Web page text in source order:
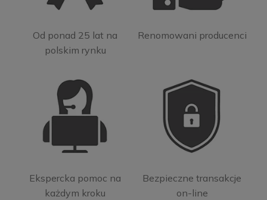
Od ponad 25 lat na
polskim rynku
Renomowani producenci
Ekspercka pomoc na
każdym kroku
Bezpieczne transakcje
on-line